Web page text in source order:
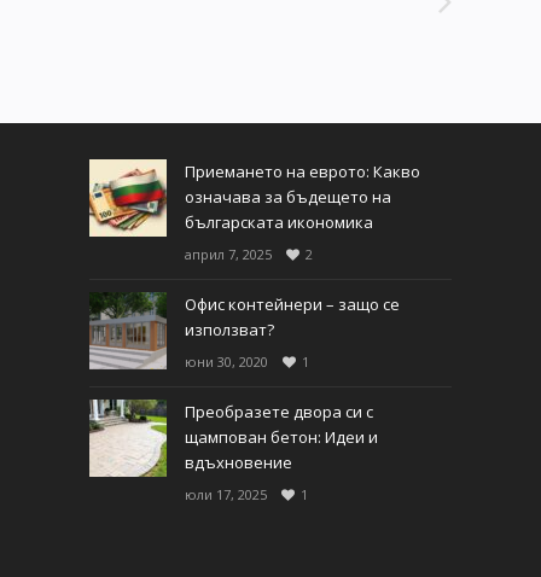
Приемането на еврото: Какво
означава за бъдещето на
българската икономика
април 7, 2025 2
Офис контейнери – защо се
използват?
юни 30, 2020 1
Преобразете двора си с
щампован бетон: Идеи и
вдъхновение
юли 17, 2025 1